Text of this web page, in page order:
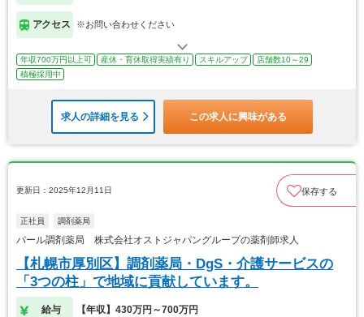
アクセス ※お問い合わせください
年収700万円以上可 産休・育休取得実績有り スキルアップ
店舗数10～29
積極採用中
求人の詳細を見る この求人に興味がある
更新日：2025年12月11日 保存する
正社員 調剤薬局
パール調剤薬局 株式会社オストジャパングループの薬剤師求人
【札幌市厚別区】調剤薬局・DgS・介護サービスの
「3つの柱」で地域に貢献しています。
給与 【年収】430万円～700万円